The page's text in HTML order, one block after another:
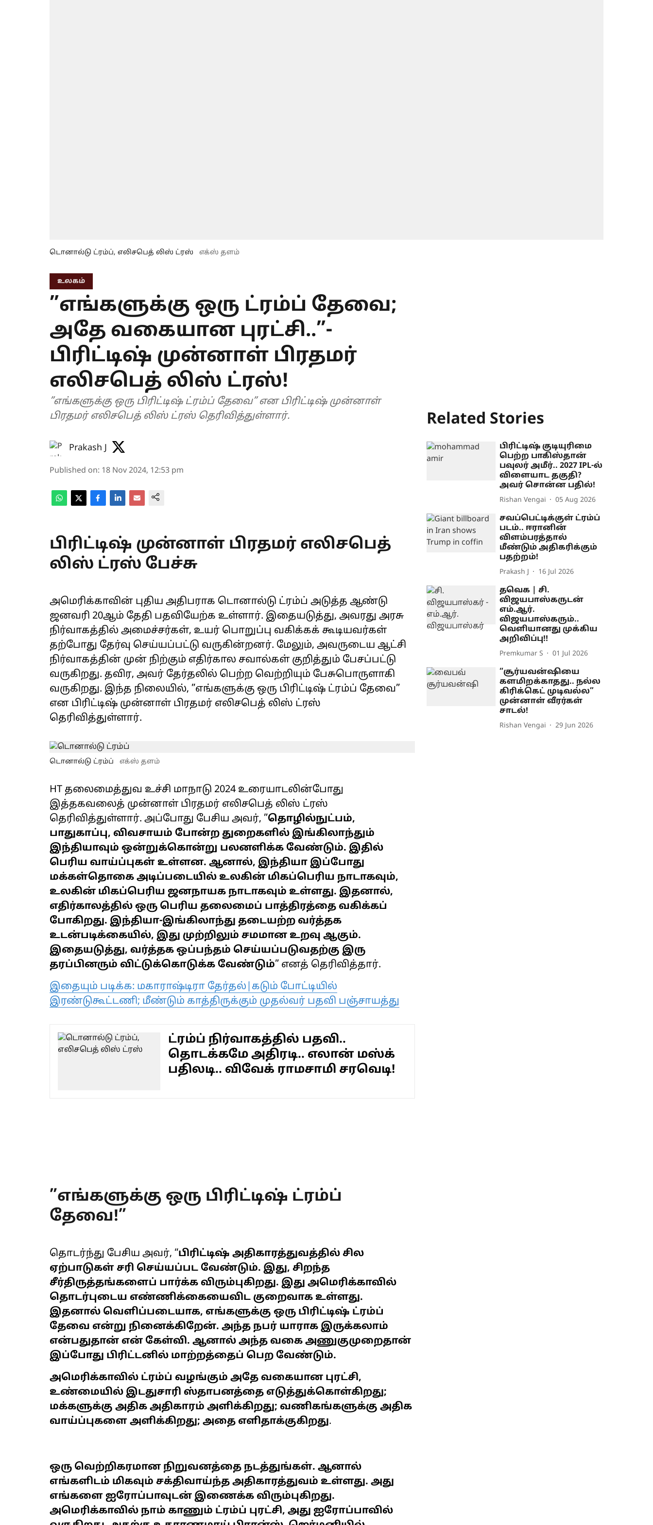
டொனால்டு ட்ரம்ப், எலிசபெத் லிஸ் ட்ரஸ் எக்ஸ் தளம்
உலகம்
”எங்களுக்கு ஒரு ட்ரம்ப் தேவை;
அதே வகையான புரட்சி..”-
பிரிட்டிஷ் முன்னாள் பிரதமர்
எலிசபெத் லிஸ் ட்ரஸ்!
”எங்களுக்கு ஒரு பிரிட்டிஷ் ட்ரம்ப் தேவை” என பிரிட்டிஷ் முன்னாள்
பிரதமர் எலிசபெத் லிஸ் ட்ரஸ் தெரிவித்துள்ளார்.
Prakash J
Published on: 18 Nov 2024, 12:53 pm
பிரிட்டிஷ் முன்னாள் பிரதமர் எலிசபெத்
லிஸ் ட்ரஸ் பேச்சு
அமெரிக்காவின் புதிய அதிபராக டொனால்டு ட்ரம்ப் அடுத்த ஆண்டு
ஜனவரி 20ஆம் தேதி பதவியேற்க உள்ளார். இதையடுத்து, அவரது அரசு
நிர்வாகத்தில் அமைச்சர்கள், உயர் பொறுப்பு வகிக்கக் கூடியவர்கள்
தற்போது தேர்வு செய்யப்பட்டு வருகின்றனர். மேலும், அவருடைய ஆட்சி
நிர்வாகத்தின் முன் நிற்கும் எதிர்கால சவால்கள் குறித்தும் பேசப்பட்டு
வருகிறது. தவிர, அவர் தேர்தலில் பெற்ற வெற்றியும் பேசுபொருளாகி
வருகிறது. இந்த நிலையில், ”எங்களுக்கு ஒரு பிரிட்டிஷ் ட்ரம்ப் தேவை”
என பிரிட்டிஷ் முன்னாள் பிரதமர் எலிசபெத் லிஸ் ட்ரஸ்
தெரிவித்துள்ளார்.
டொனால்டு ட்ரம்ப் எக்ஸ் தளம்
HT தலைமைத்துவ உச்சி மாநாடு 2024 உரையாடலின்போது
இத்தகவலைத் முன்னாள் பிரதமர் எலிசபெத் லிஸ் ட்ரஸ்
தெரிவித்துள்ளார். அப்போது பேசிய அவர், ”தொழில்நுட்பம்,
பாதுகாப்பு, விவசாயம் போன்ற துறைகளில் இங்கிலாந்தும்
இந்தியாவும் ஒன்றுக்கொன்று பலனளிக்க வேண்டும். இதில்
பெரிய வாய்ப்புகள் உள்ளன. ஆனால், இந்தியா இப்போது
மக்கள்தொகை அடிப்படையில் உலகின் மிகப்பெரிய நாடாகவும்,
உலகின் மிகப்பெரிய ஜனநாயக நாடாகவும் உள்ளது. இதனால்,
எதிர்காலத்தில் ஒரு பெரிய தலைமைப் பாத்திரத்தை வகிக்கப்
போகிறது. இந்தியா-இங்கிலாந்து தடையற்ற வர்த்தக
உடன்படிக்கையில், இது முற்றிலும் சமமான உறவு ஆகும்.
இதையடுத்து, வர்த்தக ஒப்பந்தம் செய்யப்படுவதற்கு இரு
தரப்பினரும் விட்டுக்கொடுக்க வேண்டும்” எனத் தெரிவித்தார்.
இதையும் படிக்க: மகாராஷ்டிரா தேர்தல்|கடும் போட்டியில்
இரண்டுகூட்டணி; மீண்டும் காத்திருக்கும் முதல்வர் பதவி பஞ்சாயத்து
ட்ரம்ப் நிர்வாகத்தில் பதவி..
தொடக்கமே அதிரடி.. எலான் மஸ்க்
பதிலடி.. விவேக் ராமசாமி சரவெடி!
”எங்களுக்கு ஒரு பிரிட்டிஷ் ட்ரம்ப்
தேவை!”
தொடர்ந்து பேசிய அவர், “பிரிட்டிஷ் அதிகாரத்துவத்தில் சில
ஏற்பாடுகள் சரி செய்யப்பட வேண்டும். இது, சிறந்த
சீர்திருத்தங்களைப் பார்க்க விரும்புகிறது. இது அமெரிக்காவில்
தொடர்புடைய எண்ணிக்கையைவிட குறைவாக உள்ளது.
இதனால் வெளிப்படையாக, எங்களுக்கு ஒரு பிரிட்டிஷ் ட்ரம்ப்
தேவை என்று நினைக்கிறேன். அந்த நபர் யாராக இருக்கலாம்
என்பதுதான் என் கேள்வி. ஆனால் அந்த வகை அணுகுமுறைதான்
இப்போது பிரிட்டனில் மாற்றத்தைப் பெற வேண்டும்.
அமெரிக்காவில் ட்ரம்ப் வழங்கும் அதே வகையான புரட்சி,
உண்மையில் இடதுசாரி ஸ்தாபனத்தை எடுத்துக்கொள்கிறது;
மக்களுக்கு அதிக அதிகாரம் அளிக்கிறது; வணிகங்களுக்கு அதிக
வாய்ப்புகளை அளிக்கிறது; அதை எளிதாக்குகிறது.
ஒரு வெற்றிகரமான நிறுவனத்தை நடத்துங்கள். ஆனால்
எங்களிடம் மிகவும் சக்திவாய்ந்த அதிகாரத்துவம் உள்ளது. அது
எங்களை ஐரோப்பாவுடன் இணைக்க விரும்புகிறது.
அமெரிக்காவில் நாம் காணும் ட்ரம்ப் புரட்சி, அது ஐரோப்பாவில்
Related Stories
பிரிட்டிஷ் குடியுரிமை
பெற்ற பாகிஸ்தான்
பவுலர் அமீர்.. 2027 IPL-ல்
விளையாட தகுதி?
அவர் சொன்ன பதில்!
Rishan Vengai 05 Aug 2026
சவப்பெட்டிக்குள் ட்ரம்ப்
படம்.. ஈரானின்
விளம்பரத்தால்
மீண்டும் அதிகரிக்கும்
பதற்றம்!
Prakash J 16 Jul 2026
தவெக | சி.
விஜயபாஸ்கருடன்
எம்.ஆர்.
விஜயபாஸ்கரும்..
வெளியானது முக்கிய
அறிவிப்பு!!
Premkumar S 01 Jul 2026
“சூர்யவன்ஷியை
களமிறக்காதது.. நல்ல
கிரிக்கெட் முடிவல்ல”
முன்னாள் வீரர்கள்
சாடல்!
Rishan Vengai 29 Jun 2026